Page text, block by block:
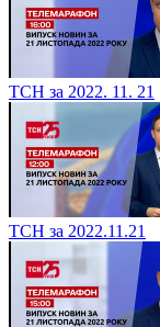
ТСН за 2022. 11. 21
ТСН за 2022.11.21